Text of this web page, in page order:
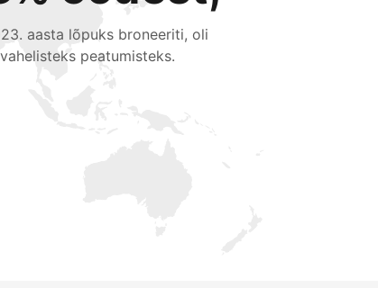
aasta lõpuks broneeriti, oli
peatumisteks.